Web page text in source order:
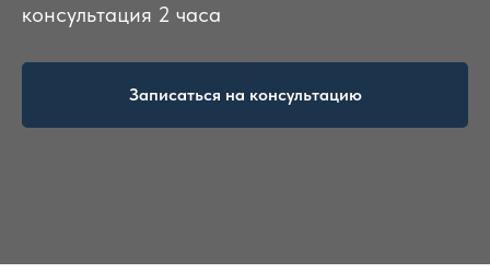
консультация 2 часа
Записаться на консультацию